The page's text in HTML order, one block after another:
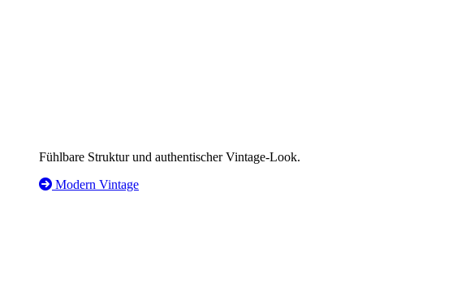
Fühlbare Struktur und authentischer Vintage-Look.
Modern Vintage